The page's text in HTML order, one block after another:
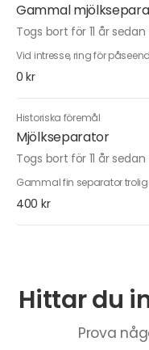
Gammal
Togs bort för 11 år sedan
Vid intresse, ring för
0 kr
Historiska föremål
Mjölkseparator
Togs bort för 11 år sedan
Gammal fin separator
400 kr
Hittar du
Prova